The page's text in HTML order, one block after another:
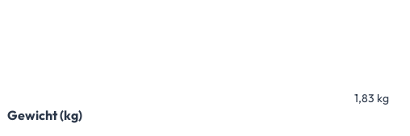
Gewicht (kg)
1,83 kg